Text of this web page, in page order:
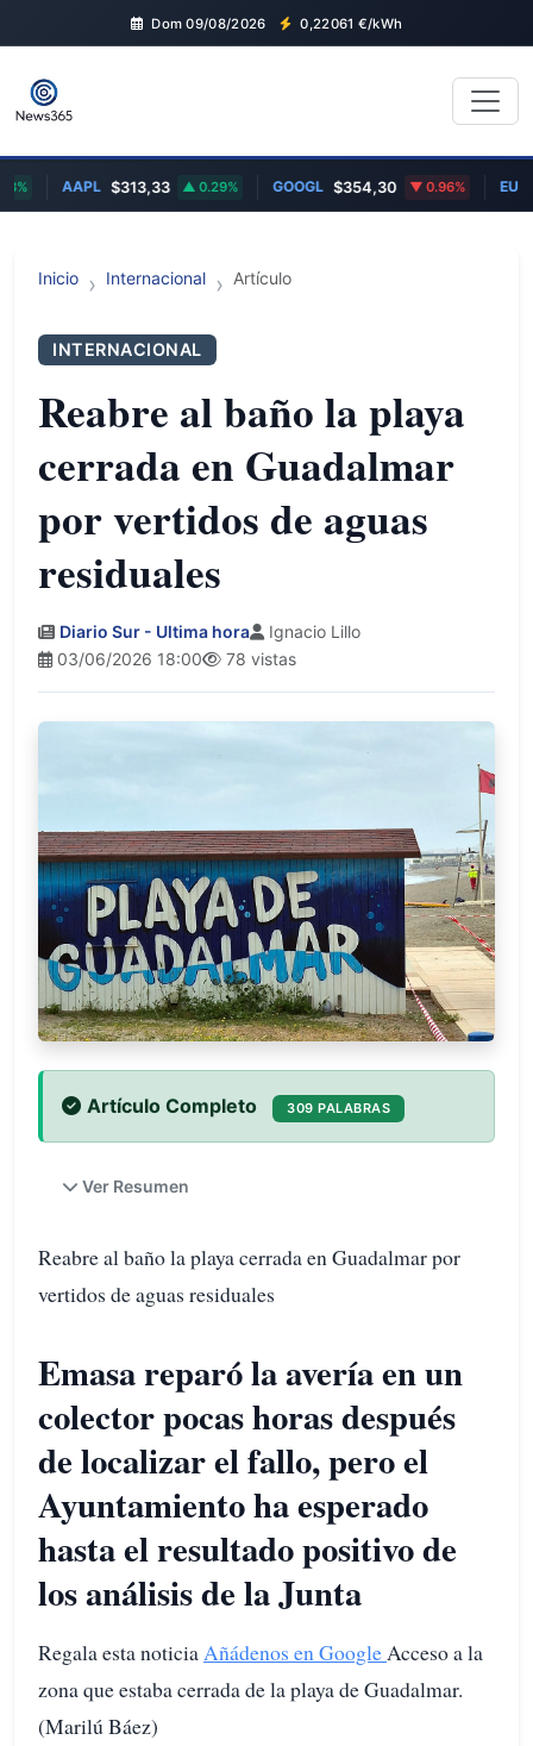
Dom 09/08/2026 0,22061 €/kWh
AAPL $313,33 0.29% GOOGL $354,30 0.96% EUR/
Inicio Internacional Artículo
INTERNACIONAL
Reabre al baño la playa
cerrada en Guadalmar
por vertidos de aguas
residuales
Diario Sur - Ultima hora
Ignacio Lillo
03/06/2026 18:00
78 vistas
Artículo Completo 309 PALABRAS
Ver Resumen
Reabre al baño la playa cerrada en Guadalmar por
vertidos de aguas residuales
Emasa reparó la avería en un
colector pocas horas después
de localizar el fallo, pero el
Ayuntamiento ha esperado
hasta el resultado positivo de
los análisis de la Junta
Regala esta noticia Añádenos en Google Acceso a la
zona que estaba cerrada de la playa de Guadalmar.
(Marilú Báez)